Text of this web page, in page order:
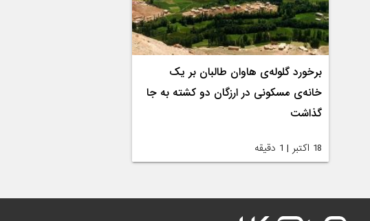
برخورد گلوله‌ی هاوان طالبان بر یک
خانه‌ی مسکونی در ارزگان دو کشته به جا
گذاشت
18 اکتبر | 1 دقیقه